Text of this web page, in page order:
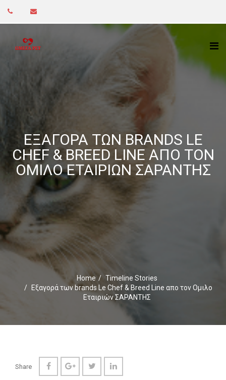
ΕΞΑΓΟΡΆ ΤΩΝ BRANDS LE
CHEF & BREED LINE ΑΠΟ ΤΟΝ
ΟΜΙΛΟ ΕΤΑΙΡΙΏΝ ΣΑΡΑΝΤΗΣ
Home
Timeline Stories
Εξαγορά των brands Le Chef & Breed Line απο τον Ομιλο
Εταιριών ΣΑΡΑΝΤΗΣ
Share